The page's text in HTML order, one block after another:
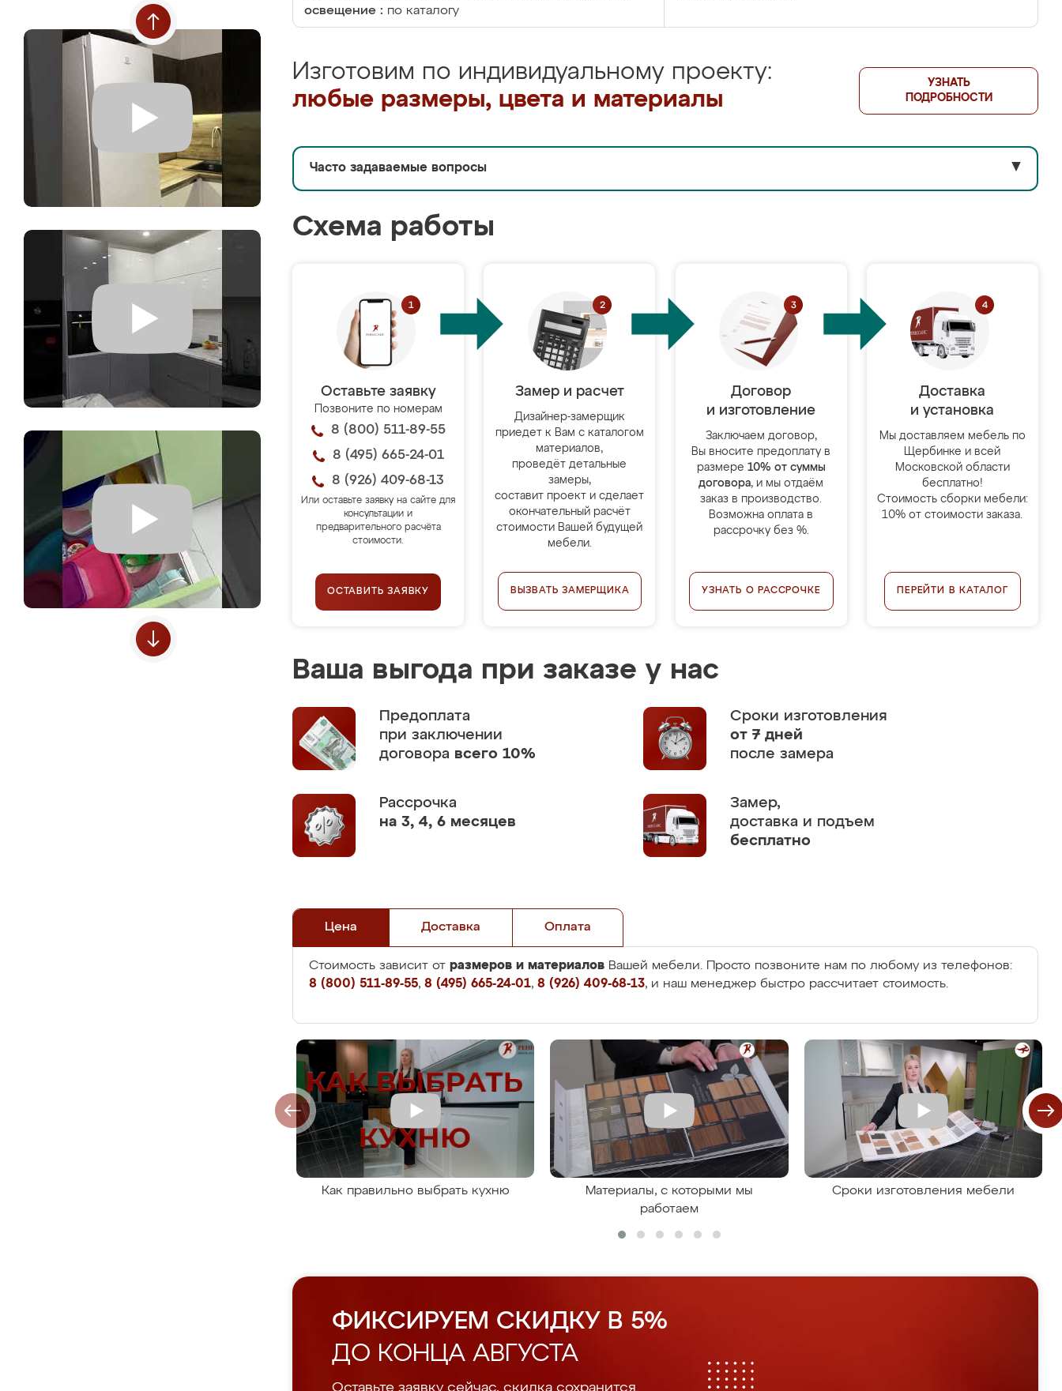
освещение : по каталогу
Изготовим по индивидуальному проекту:
любые размеры, цвета и материалы
УЗНАТЬ
ПОДРОБНОСТИ
Часто задаваемые вопросы ▼
Схема работы
Оставьте заявку
Позвоните по номерам
8 (800) 511-89-55
8 (495) 665-24-01
8 (926) 409-68-13
Или оставьте заявку на сайте для
консультации и
предварительного расчёта
стоимости.
ОСТАВИТЬ ЗАЯВКУ
Замер и расчет
Дизайнер-замерщик
приедет к Вам с каталогом
материалов,
проведёт детальные
замеры,
составит проект и сделает
окончательный расчёт
стоимости Вашей будущей
мебели.
ВЫЗВАТЬ ЗАМЕРЩИКА
Договор
и изготовление
Заключаем договор,
Вы вносите предоплату в
размере 10% от суммы
договора, и мы отдаём
заказ в производство.
Возможна оплата в
рассрочку без %.
УЗНАТЬ О РАССРОЧКЕ
Доставка
и установка
Мы доставляем мебель по
Щербинке и всей
Московской области
бесплатно!
Стоимость сборки мебели:
10% от стоимости заказа.
ПЕРЕЙТИ В КАТАЛОГ
Ваша выгода при заказе у нас
Предоплата
при заключении
договора всего 10%
Сроки изготовления
от 7 дней
после замера
Рассрочка
на 3, 4, 6 месяцев
Замер,
доставка и подъем
бесплатно
Цена Доставка Оплата
Стоимость зависит от размеров и материалов Вашей мебели. Просто позвоните нам по любому из телефонов:
8 (800) 511-89-55, 8 (495) 665-24-01, 8 (926) 409-68-13, и наш менеджер быстро рассчитает стоимость.
Как правильно выбрать кухню
Материалы, с которыми мы
работаем
Сроки изготовления мебели
ФИКСИРУЕМ СКИДКУ В 5%
ДО КОНЦА АВГУСТА
Оставьте заявку сейчас, скидка сохранится.